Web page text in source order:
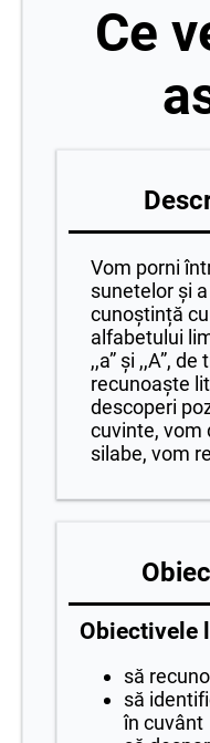
Ce
Vom porni
sunetelor și
cunoștință
alfabetului
,,a” și ,,A”,
recunoaște
descoperi
cuvinte, vom
silabe, vom
Obiectivele
să
să
în cuvânt